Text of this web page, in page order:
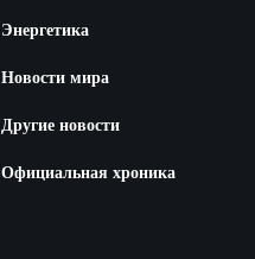
Энергетика
Новости мира
Другие новости
Официальная хроника